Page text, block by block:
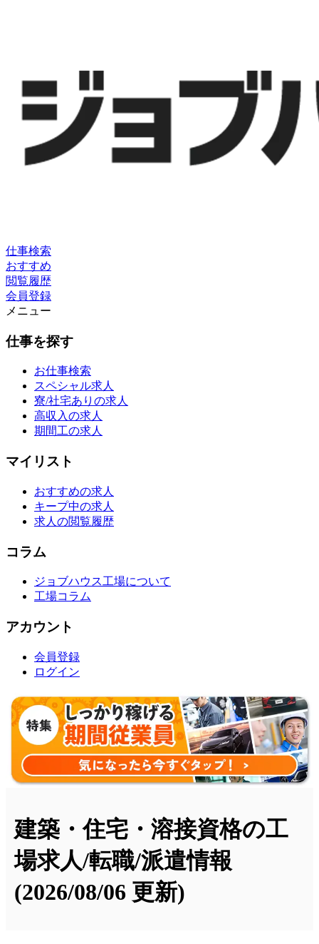
仕事検索
おすすめ
閲覧履歴
会員登録
メニュー
仕事を探す
お仕事検索
スペシャル求人
寮/社宅ありの求人
高収入の求人
期間工の求人
マイリスト
おすすめの求人
キープ中の求人
求人の閲覧履歴
コラム
ジョブハウス工場について
工場コラム
アカウント
会員登録
ログイン
建築・住宅・溶接資格の工
場求人/転職/派遣情報
(2026/08/06 更新)